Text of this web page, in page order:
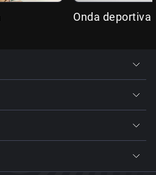
Onda deportiva